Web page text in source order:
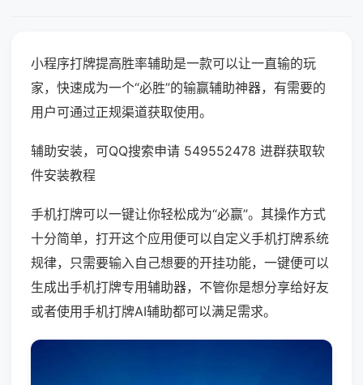
小程序打牌提高胜率辅助是一款可以让一直输的玩
家，快速成为一个“必胜”的输赢辅助神器，有需要的
用户可通过正规渠道获取使用。
辅助安装，可QQ搜索申请 549552478 进群获取软
件安装教程
手机打牌可以一键让你轻松成为“必赢”。其操作方式
十分简单，打开这个应用便可以自定义手机打牌系统
规律，只需要输入自己想要的开挂功能，一键便可以
生成出手机打牌专用辅助器，不管你是想分享给好友
或者使用手机打牌AI辅助都可以满足需求。